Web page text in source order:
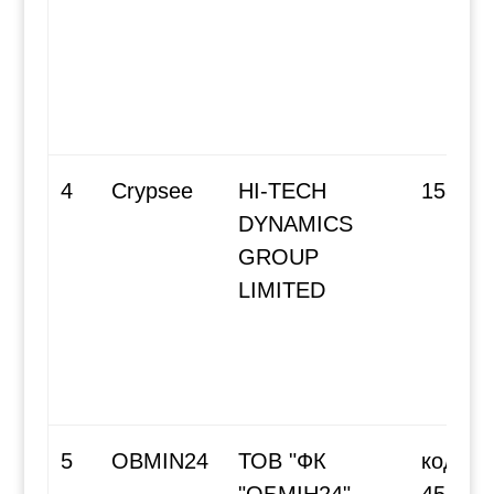
4 Crypsee
HI-TECH
DYNAMICS
GROUP
LIMITED
5 OBMIN24
ТОВ "ФК
код